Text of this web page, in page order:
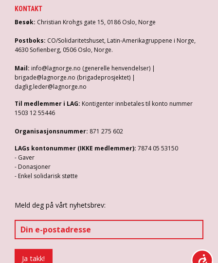
KONTAKT
Besøk: Christian Krohgs gate 15, 0186 Oslo, Norge
Postboks: CO/Solidaritetshuset, Latin-Amerikagruppene i Norge,
4630 Sofienberg, 0506 Oslo, Norge.
Mail: info@lagnorge.no (generelle henvendelser) |
brigade@lagnorge.no (brigadeprosjektet) |
daglig.leder@lagnorge.no
Til medlemmer i LAG: Kontigenter innbetales til konto nummer
1503 12 55446
Organisasjonsnummer: 871 275 602
LAGs kontonummer (IKKE medlemmer): 7874 05 53150
- Gaver
- Donasjoner
- Enkel solidarisk støtte
Meld deg på vårt nyhetsbrev: